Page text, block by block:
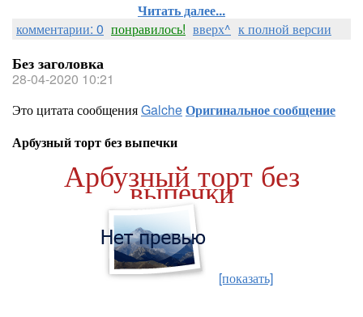
Читать далее...
комментарии: 0 понравилось! вверх^ к полной версии
Без заголовка
28-04-2020 10:21
Это цитата сообщенияGalcheОригинальное сообщение
Арбузный торт без выпечки
Арбузный торт без
выпечки
[показать]